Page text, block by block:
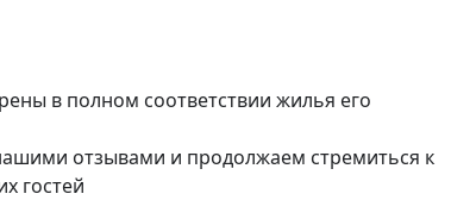
в полном соответствии жилья его
отзывами и продолжаем стремиться к
гостей